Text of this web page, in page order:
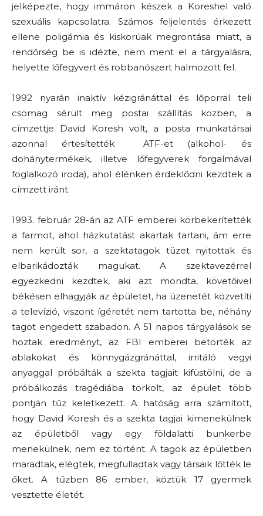
jelképezte, hogy immáron készek a Koreshel való
szexuális kapcsolatra. Számos feljelentés érkezett
ellene poligámia és kiskorúak megrontása miatt, a
rendőrség be is idézte, nem ment el a tárgyalásra,
helyette lőfegyvert és robbanószert halmozott fel.
1992 nyarán inaktív kézigránáttal és lőporral teli
csomag sérült meg postai szállítás közben, a
címzettje David Koresh volt, a posta munkatársai
azonnal értesítették ATF-et (alkohol- és
dohánytermékek, illetve lőfegyverek forgalmával
foglalkozó iroda), ahol élénken érdeklődni kezdtek a
címzett iránt.
1993. február 28-án az ATF emberei körbekerítették
a farmot, ahol házkutatást akartak tartani, ám erre
nem került sor, a szektatagok tüzet nyitottak és
elbarikádozták magukat. A szektavezérrel
egyezkedni kezdtek, aki azt mondta, követőivel
békésen elhagyják az épületet, ha üzenetét közvetíti
a televízió, viszont ígéretét nem tartotta be, néhány
tagot engedett szabadon. A 51 napos tárgyalások se
hoztak eredményt, az FBI emberei betörték az
ablakokat és könnygázgránáttal, irritáló vegyi
anyaggal próbálták a szekta tagjait kifüstölni, de a
próbálkozás tragédiába torkolt, az épület több
pontján tűz keletkezett. A hatóság arra számított,
hogy David Koresh és a szekta tagjai kimenekülnek
az épületből vagy egy földalatti bunkerbe
menekülnek, nem ez történt. A tagok az épületben
maradtak, elégtek, megfulladtak vagy társaik lőtték le
őket. A tűzben 86 ember, köztük 17 gyermek
vesztette életét.